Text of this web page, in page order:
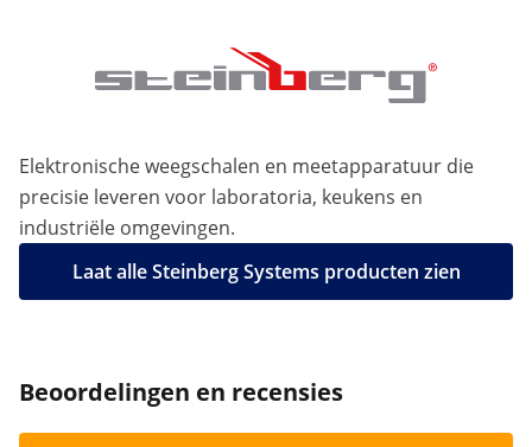
Elektronische weegschalen en meetapparatuur die
precisie leveren voor laboratoria, keukens en
industriële omgevingen.
Laat alle Steinberg Systems producten zien
Beoordelingen en recensies